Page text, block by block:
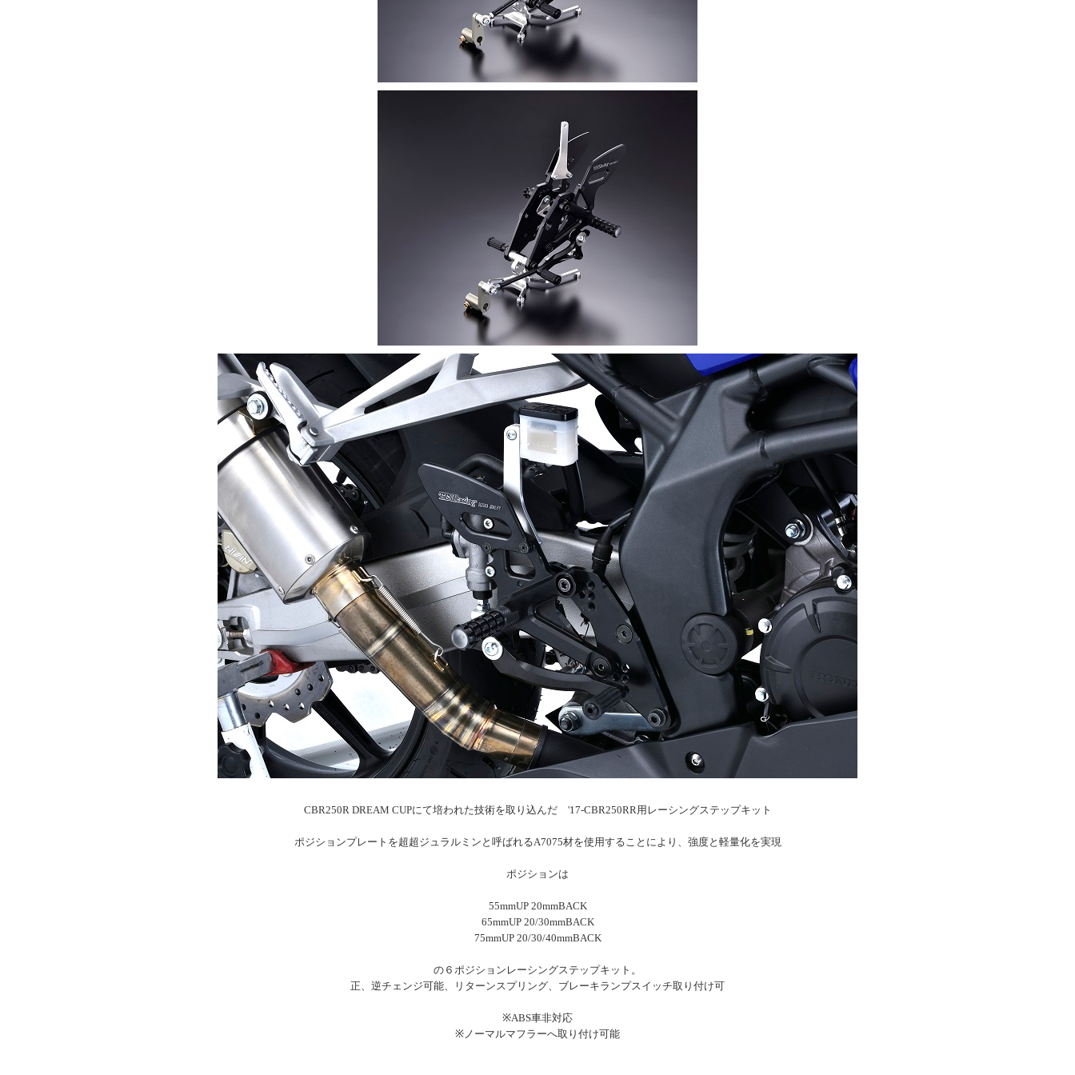
CBR250R DREAM CUPにて培われた技術を取り込んだ '17-CBR250RR用レーシングステップキット
ポジションプレートを超超ジュラルミンと呼ばれるA7075材を使用することにより、強度と軽量化を実現
ポジションは
55mmUP 20mmBACK
65mmUP 20/30mmBACK
75mmUP 20/30/40mmBACK
の６ポジションレーシングステップキット。
正、逆チェンジ可能、リターンスプリング、ブレーキランプスイッチ取り付け可
※ABS車非対応
※ノーマルマフラーへ取り付け可能